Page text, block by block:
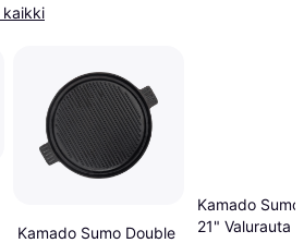
kaikki
Kamado Sumo Double
Kamado
21" Valurauta